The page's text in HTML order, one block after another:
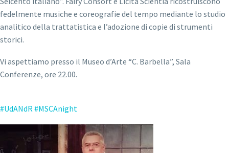
fedelmente musiche e coreografie del tempo mediante lo studio
analitico della trattatistica e l’adozione di copie di strumenti
storici.
Vi aspettiamo presso il Museo d’Arte “C. Barbella”, Sala
Conferenze, ore 22.00.
#UdANdR#MSCAnight